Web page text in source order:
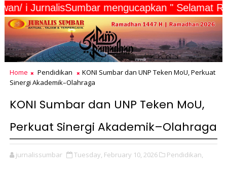
i JurnalisSumbar mengucapkan "
Home Pendidikan
KONI Sumbar dan UNP Teken MoU, Perkuat
Sinergi Akademik–Olahraga
KONI Sumbar dan UNP Teken MoU,
Perkuat Sinergi Akademik–Olahraga
jurnalissumbar Tuesday, February 10, 2026 Pendidikan,